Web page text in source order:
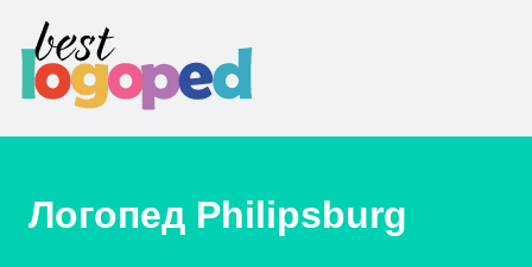
Логопед Philipsburg